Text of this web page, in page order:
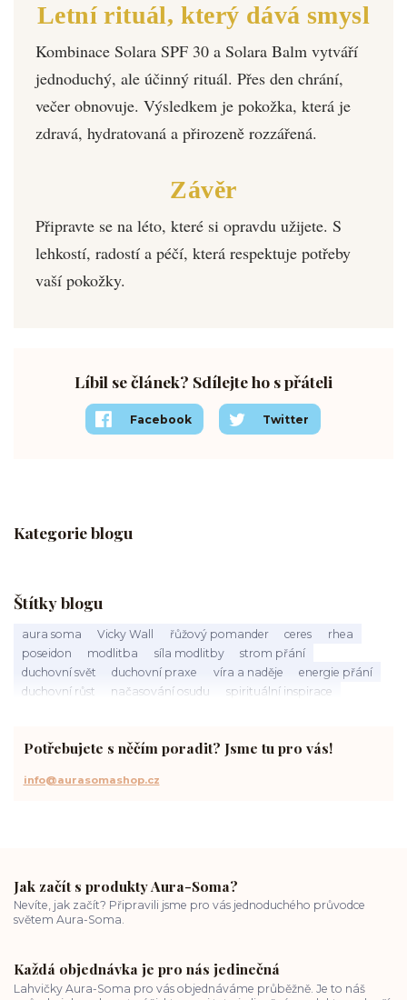
Kategorie blogu
Štítky blogu
aura soma Vicky Wall řůžový pomander ceres
rhea
poseidon
modlitba síla modlitby
strom přání
duchovní svět
duchovní praxe víra a naděje
energie přání
duchovní růst
načasování osudu
spirituální inspirace
Potřebujete s něčím poradit? Jsme tu pro vás!
info@aurasomashop.cz
Letní rituál, který dává smysl
Kombinace Solara SPF 30 a Solara Balm vytváří
jednoduchý, ale účinný rituál. Přes den chrání,
večer obnovuje. Výsledkem je pokožka, která je
zdravá, hydratovaná a přirozeně rozzářená.
Závěr
Připravte se na léto, které si opravdu užijete. S
lehkostí, radostí a péčí, která respektuje potřeby
vaší pokožky.
Líbil se článek? Sdílejte ho s přáteli
Facebook Twitter
Jak začít s produkty Aura-Soma?
Nevíte, jak začít? Připravili jsme pro vás jednoduchého průvodce
světem Aura-Soma.
Každá objednávka je pro nás jedinečná
Lahvičky Aura-Soma pro vás objednáváme průběžně. Je to náš